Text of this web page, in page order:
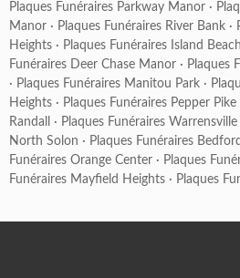
Plaques Funéraires Parkway Manor ·
Manor · Plaques Funéraires River Bank ·
Heights · Plaques Funéraires Island
Funéraires Deer Chase Manor · Plaques
· Plaques Funéraires Manitou Park ·
Heights · Plaques Funéraires Pepper Pike
Randall
· Plaques Funéraires
North Solon · Plaques Funéraires
Funéraires Orange Center · Plaques
Funéraires Mayfield Heights · Plaques